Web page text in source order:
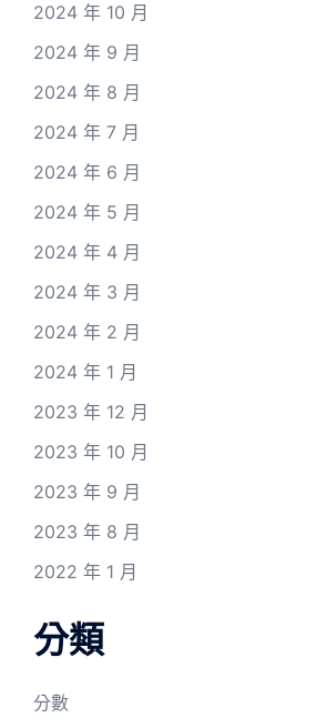
2024 年 10 月
2024 年 9 月
2024 年 8 月
2024 年 7 月
2024 年 6 月
2024 年 5 月
2024 年 4 月
2024 年 3 月
2024 年 2 月
2024 年 1 月
2023 年 12 月
2023 年 10 月
2023 年 9 月
2023 年 8 月
2022 年 1 月
分類
分數